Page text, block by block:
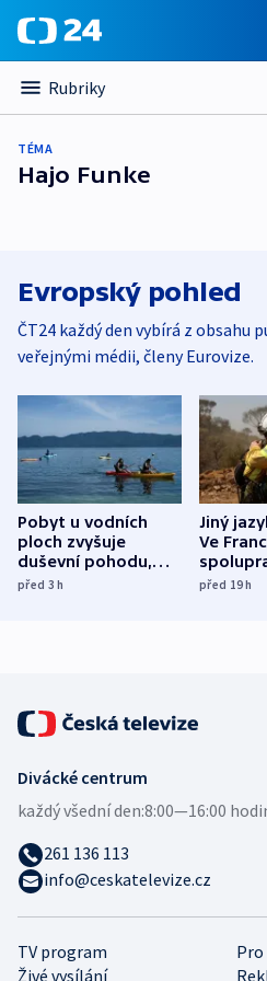
Rubriky
TÉMA
Hajo Funke
Evropský pohled
ČT24 každý den vybírá z obsahu
veřejnými médii, členy Eurovize.
Pobyt u vodních
ploch zvyšuje
duševní pohodu,
ukázala
před 3h
Jiný
Ve
různých
před 19h
TV program
Pro
Živé vysílání
Divácké centrum
každý všední den:8:00—16:00
261 136 113
info@ceskatelevize.cz